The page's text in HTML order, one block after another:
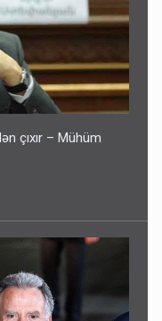
çıxır – Mühüm
çıxır – Mühüm